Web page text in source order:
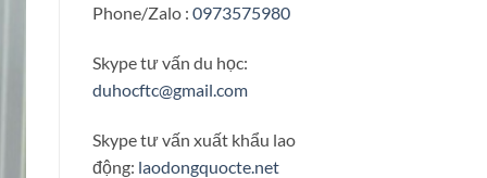
Phone/Zalo : 0973575980
Skype tư vấn du học:
duhocftc@gmail.com
Skype tư vấn xuất khẩu lao
động: laodongquocte.net